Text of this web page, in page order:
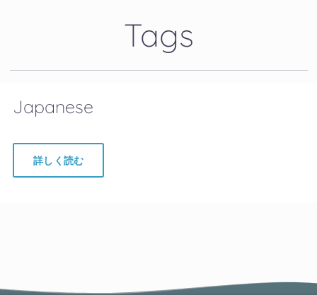
Tags
Japanese
詳しく読む